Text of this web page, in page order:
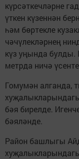
күрсәткечләрне
үткен күзеннән
һәм бөртекле
чәчүлекләрнең
күз уңында
метрда ничә
Гомумән алганда,
бәя бирелде.
бәяләнде.
Район башлыгы